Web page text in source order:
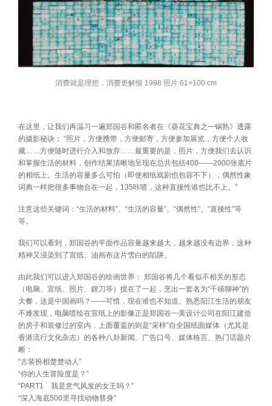
消费就是理想，消费更解恨 1998 照片 61×100 cm
在这里，让我们再温习一遍郑国谷和匿名者在《葵花宝典之一锅熟》透露
的摄影秘诀： “照片，方便携带，方便邮寄，方便参加展览，方便个人收
藏……方便随时进行介入和放弃……最重要的是，照片，方便我们去认识
和掌握生活的材料，创作结果清晰地呈现在总共包括400——2000张底片
的相纸上。生活的容量多么可怕（即使相纸戏剧也包容不下），偶然性象
词典一样把很多事物合在一起，135咔喳，这种直接性谁也比不上。”
注意这些关键词：“生活的材料”、“生活的容量”、“偶然性”、“直接性”等
等。
我们可以看到，郑国谷的平面作品容量越来越大，越来越没有边界，这种
精神又浸染到了宣纸、油画布这片雪白的陷阱。
由此我们可以进入郑国谷的绘画世界： 郑国谷将几个看似不相关的形态
（电脑、宣纸、照片、鎅刀等）搅在了一起，烹出一套名为“千禧聊神”的
大餐，这是中国画吗？――可惜，现在谁也不知道。熟悉阳江生活的朋友
不难发现，电脑喷绘在宣纸上的影像正是郑国谷一美设计公司在阳江建造
的房子和装修过的室内，上面覆盖的则是“采样”自全国纸面媒体（尤其是
香港流行文化杂志）的各种八卦新闻、广告口号、媒体格言、热门话题片
断：
“古装扮相楚楚动人”
“你的人生冒险度是？”
“PART1 我是意气风发的女王吗？”
“深入海底500里寻找动物替身”